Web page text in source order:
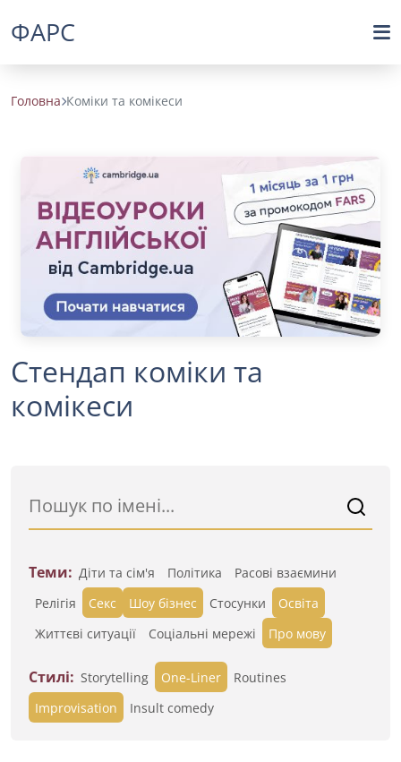
ФАРС
Головна Коміки та комікеси
Стендап коміки та
комікеси
Теми: Діти та сім'я Політика
Расові взаємини
Релігія
Секс Шоу бізнес Стосунки
Освіта
Життєві ситуації
Cоціальні мережі Про мову
Стилі: Storytelling One-Liner
Routines
Improvisation
Insult comedy